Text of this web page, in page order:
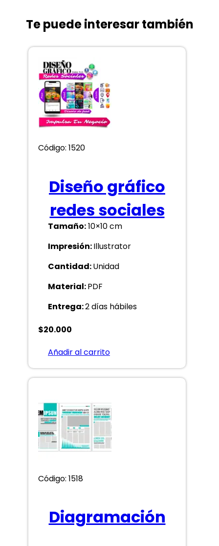
Te puede interesar también
Código: 1520
Diseño gráfico
redes sociales
Tamaño:10×10 cm
Impresión:Illustrator
Cantidad:Unidad
Material:PDF
Entrega:2 días hábiles
$20.000
Añadir al carrito
Código: 1518
Diagramación